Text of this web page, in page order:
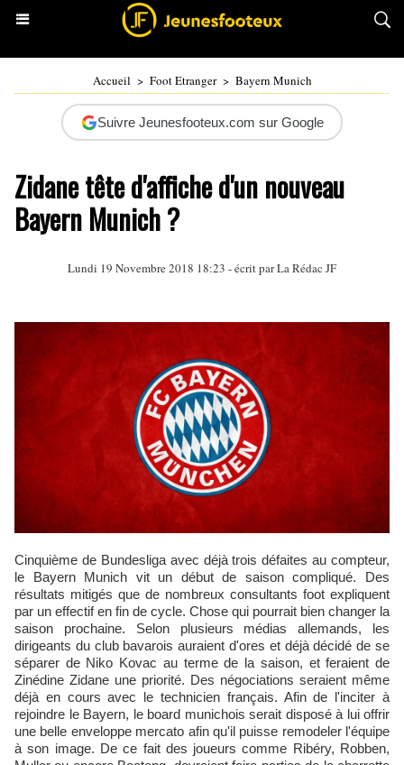
Accueil > Foot Etranger > Bayern Munich
Suivre Jeunesfooteux.com sur Google
Zidane tête d'affiche d'un nouveau
Bayern Munich ?
Lundi 19 Novembre 2018 18:23 - écrit par La Rédac JF
Cinquième de Bundesliga avec déjà trois défaites au compteur,
le Bayern Munich vit un début de saison compliqué. Des
résultats mitigés que de nombreux consultants foot expliquent
par un effectif en fin de cycle. Chose qui pourrait bien changer la
saison prochaine. Selon plusieurs médias allemands, les
dirigeants du club bavarois auraient d'ores et déjà décidé de se
séparer de Niko Kovac au terme de la saison, et feraient de
Zinédine Zidane une priorité. Des négociations seraient même
déjà en cours avec le technicien français. Afin de l'inciter à
rejoindre le Bayern, le board munichois serait disposé à lui offrir
une belle enveloppe mercato afin qu'il puisse remodeler l'équipe
à son image. De ce fait des joueurs comme Ribéry, Robben,